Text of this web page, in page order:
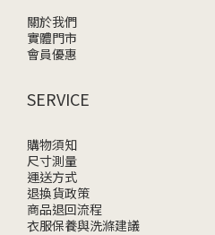
關於我們
實體門市
會員優惠
SERVICE
購物須知
尺寸測量
運送方式
退換貨政策
商品退回流程
衣服保養與洗滌建議